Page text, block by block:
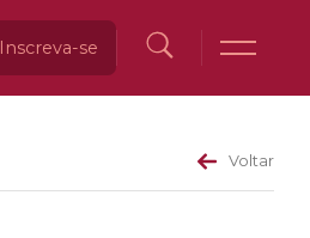
Inscreva-se
Voltar